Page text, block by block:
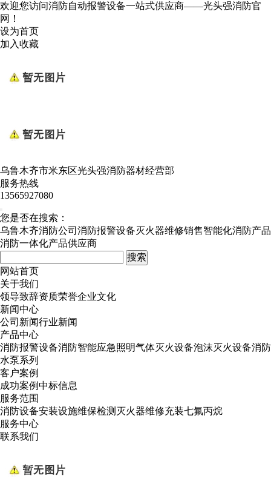
欢迎您访问消防自动报警设备一站式供应商——光头强消防官
网！
设为首页
加入收藏
乌鲁木齐市米东区光头强消防器材经营部
服务热线
13565927080
您是否在搜索：
乌鲁木齐消防公司 消防报警设备灭火器维修销售智能化消防产品
消防一体化产品供应商
网站首页
关于我们
领导致辞资质荣誉企业文化
新闻中心
公司新闻行业新闻
产品中心
消防报警设备消防智能应急照明气体灭火设备泡沫灭火设备消防
水泵系列
客户案例
成功案例中标信息
服务范围
消防设备安装设施维保检测 灭火器维修充装七氟丙烷
服务中心
联系我们